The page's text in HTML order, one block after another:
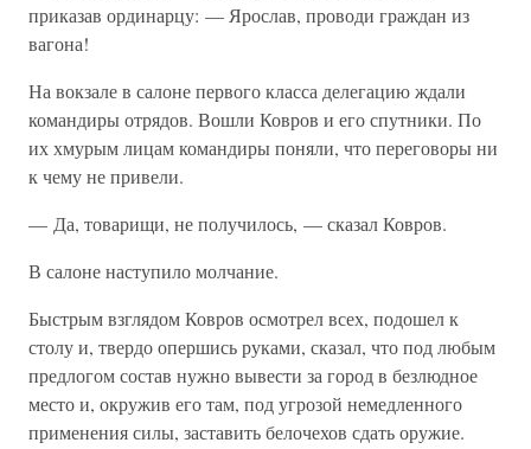
приказав ординарцу: — Ярослав, проводи граждан из
вагона!
На вокзале в салоне первого класса делегацию ждали
командиры отрядов. Вошли Ковров и его спутники. По
их хмурым лицам командиры поняли, что переговоры ни
к чему не привели.
— Да, товарищи, не получилось, — сказал Ковров.
В салоне наступило молчание.
Быстрым взглядом Ковров осмотрел всех, подошел к
столу и, твердо опершись руками, сказал, что под любым
предлогом состав нужно вывести за город в безлюдное
место и, окружив его там, под угрозой немедленного
применения силы, заставить белочехов сдать оружие.